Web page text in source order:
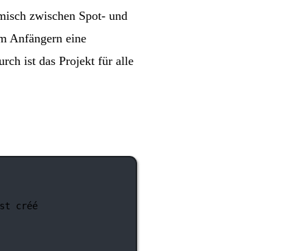
zwischen Spot- und
Anfängern eine
ist das Projekt für alle
créé